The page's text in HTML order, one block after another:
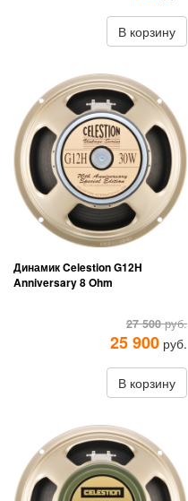
В корзину
Динамик Celestion G12H
Anniversary 8 Ohm
27 500руб.
25 900 руб.
В корзину